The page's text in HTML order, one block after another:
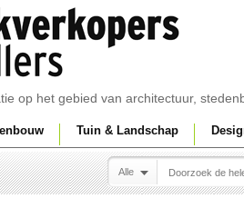
op het gebied van architectuur,
Tuin & Landschap
Alle